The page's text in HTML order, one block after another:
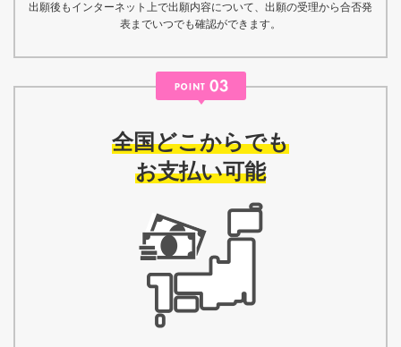
出願後もインターネット上で出願内容について、出願の受理から合否発
表までいつでも確認ができます。
全国どこからでも
お支払い可能